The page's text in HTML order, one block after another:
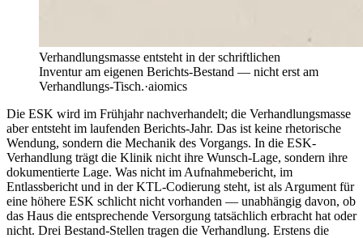
Verhandlungsmasse entsteht in der schriftlichen
Inventur am eigenen Berichts-Bestand — nicht erst am
Verhandlungs-Tisch.·aiomics
Die ESK wird im Frühjahr nachverhandelt; die Verhandlungsmasse
aber entsteht im laufenden Berichts-Jahr. Das ist keine rhetorische
Wendung, sondern die Mechanik des Vorgangs. In die ESK-
Verhandlung trägt die Klinik nicht ihre Wunsch-Lage, sondern ihre
dokumentierte Lage. Was nicht im Aufnahmebericht, im
Entlassbericht und in der KTL-Codierung steht, ist als Argument für
eine höhere ESK schlicht nicht vorhanden — unabhängig davon, ob
das Haus die entsprechende Versorgung tatsächlich erbracht hat oder
nicht. Drei Bestand-Stellen tragen die Verhandlung. Erstens die